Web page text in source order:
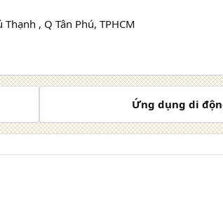
, Q Tân Phú, TPHCM
Ứng dụng di